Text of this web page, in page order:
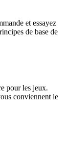
et essayez
de base de
pour les jeux.
conviennent le